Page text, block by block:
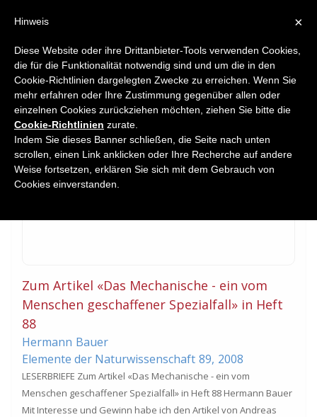
Home
Commentary
Zum Artikel «Das Mechanische - ein vom
Menschen geschaffener Spezialfall» in Heft
88
Hermann Bauer
Elemente der Naturwissenschaft 89, 2008
LESERBRIEFE Zum Artikel «Das Mechanische - ein vom
Menschen geschaffener Spezialfall» in Heft 88 Hermann Bauer
Mit Interesse und Gewinn habe ich den Artikel von Andreas
×
Hinweis
Diese Website oder ihre Drittanbieter-Tools verwenden Cookies,
die für die Funktionalität notwendig sind und um die in den
Cookie-Richtlinien dargelegten Zwecke zu erreichen. Wenn Sie
mehr erfahren oder Ihre Zustimmung gegenüber allen oder
einzelnen Cookies zurückziehen möchten, ziehen Sie bitte die
Cookie-Richtlinien zurate.
Indem Sie dieses Banner schließen, die Seite nach unten
scrollen, einen Link anklicken oder Ihre Recherche auf andere
Weise fortsetzen, erklären Sie sich mit dem Gebrauch von
Cookies einverstanden.